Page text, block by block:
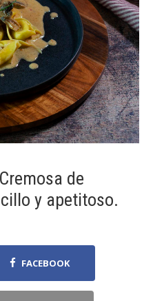
de
y apetitoso.
FACEBOOK